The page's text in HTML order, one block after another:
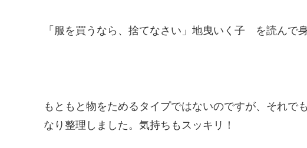
「服を買うなら、捨てなさい」地曳いく子 を読んで
もともと物をためるタイプではないのですが、それ
なり整理しました。気持ちもスッキリ！